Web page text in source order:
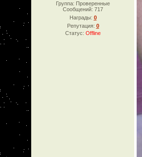
Группа: Проверенные
Сообщений: 717
Награды: 0
Репутация: 0
Статус: Offline